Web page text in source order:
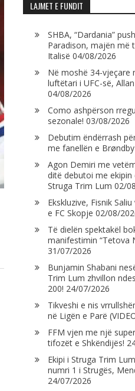
LAJMET E FUNDIT
SHBA, “Dardania”
Paradison, majën më
Italisë 04/08/2026
Në moshë 34-vjeçare
luftëtari i UFC-së,
04/08/2026
Como ashpërson
sezonale! 03/08/2026
Debutim ëndërrash
me fanellën e Brøndby
Agon Demiri me
ditë debutoi me ekipin
Struga Trim Lum 02/
Ekskluzive, Fisnik
e FC Skopje 02/08/
Të dielën spektakël
manifestimin “Tetova
31/07/2026
Bunjamin Shabani
Trim Lum zhvillon
200! 24/07/2026
Tikveshi e nis
në Ligën e Parë
FFM vjen me një
tifozët e Shkëndijës!
Ekipi i Struga Trim
numri 1 i Strugës,
24/07/2026